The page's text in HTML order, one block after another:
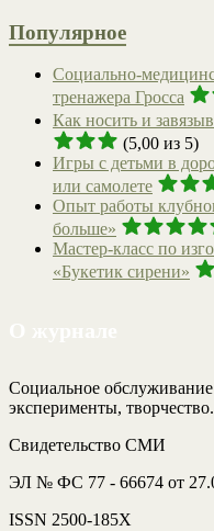
Популярное
Социально-
тренажера Гросса
Как носить и
(5,00 из 5)
Игры с детьми в
или самолете
Опыт работы
больше»
Мастер-класс по
«Букетик сирени»
Социальное
эксперименты,
Свидетельство СМИ
ЭЛ № ФС 77 - 66674 от
ISSN 2500-185Х